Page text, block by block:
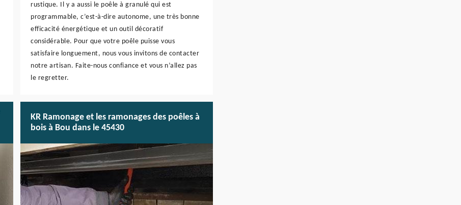
rustique. Il y a aussi le poêle à granulé qui est
programmable, c’est-à-dire autonome, une très bonne
efficacité énergétique et un outil décoratif
considérable. Pour que votre poêle puisse vous
satisfaire longuement, nous vous invitons de contacter
notre artisan. Faite-nous confiance et vous n’allez pas
le regretter.
KR Ramonage et les ramonages des poêles à
bois à Bou dans le 45430